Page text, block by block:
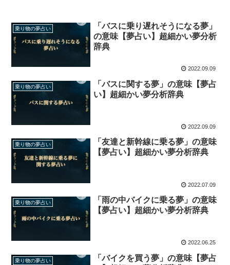
乗り物の夢占い
「バスに乗り遅れそうになる夢」
の意味【夢占い】超細かい夢分析
辞典
2022.09.09
乗り物の夢占い
「バスに関する夢」の意味【夢占
い】超細かい夢分析辞典
2022.09.09
乗り物の夢占い
「友達と新幹線に乗る夢」の意味
【夢占い】超細かい夢分析辞典
2022.07.09
乗り物の夢占い
「雨の中バイクに乗る夢」の意味
【夢占い】超細かい夢分析辞典
2022.06.25
乗り物の夢占い
「バイクを買う夢」の意味【夢占